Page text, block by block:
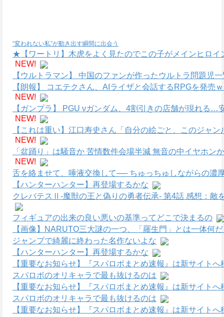
“変われない私”が動き出す瞬間に出会う
★【ワートリ】木虎をよく見たのでこの子がメインヒロ
NEW!
【ウルトラマン】 中国のファンが作ったウルトラ問題児
【朗報】 コエテクさん、AIライザと会話するRPGを発売
NEW!
【ガンプラ】 PGU νガンダム、4割引きの店舗が現れる
NEW!
【これは重い】江口寿史さん「自分の絵ごと、このジャ
NEW!
「盆踊り」は騒音か 苦情数件会場半減 無音の中イヤホ
NEW!
舌を絡ませて、唾液交換して── ちゅっちゅしながらの濃
【ハンターハンター】再登場するかな
クレバテスⅡ-魔獣の王と偽りの勇者伝承- 第4話 感想：敵
フィギュアの出来の良い悪いの基準ってどこで決まるの
【画像】NARUTO三大謎の一つ、「羅生門」とは一体何
ジャンプで綺麗に終わった名作ないよな
【ハンターハンター】再登場するかな
【重要なお知らせ】『スパロボまとめ速報』は新サイトへ
スパロボのオリキャラで最も抜けるのは
【重要なお知らせ】『スパロボまとめ速報』は新サイトへ
スパロボのオリキャラで最も抜けるのは
【重要なお知らせ】『スパロボまとめ速報』は新サイトへ